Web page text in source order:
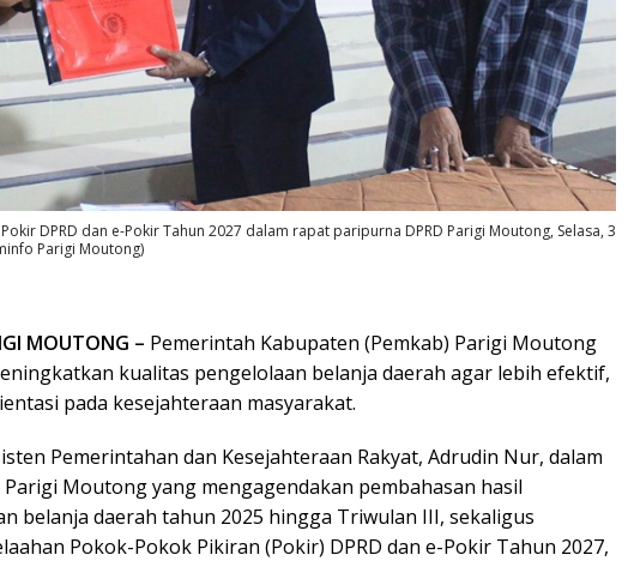
DPRD dan e-Pokir Tahun 2027 dalam rapat paripurna DPRD Parigi Moutong, Selasa, 3
Parigi Moutong)
MOUTONG – Pemerintah Kabupaten (Pemkab) Parigi Moutong
kualitas pengelolaan belanja daerah agar lebih efektif,
pada kesejahteraan masyarakat.
Pemerintahan dan Kesejahteraan Rakyat, Adrudin Nur, dalam
Moutong yang mengagendakan pembahasan hasil
belanja daerah tahun 2025 hingga Triwulan III, sekaligus
Pokok-Pokok Pikiran (Pokir) DPRD dan e-Pokir Tahun 2027,